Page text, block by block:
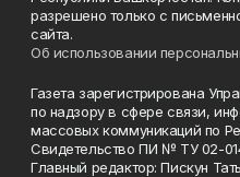
разрешено только с
сайта.
Об использовании
Газета зарегистрирована
по надзору в сфере связи,
массовых коммуникаций по
Свидетельство ПИ № ТУ 02-
Главный редактор: Пискун